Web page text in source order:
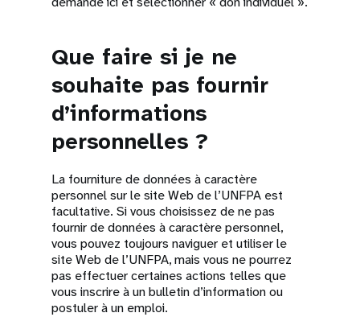
Que faire si je ne
souhaite pas fournir
d’informations
personnelles ?
La fourniture de données à caractère
personnel sur le site Web de l’UNFPA est
facultative. Si vous choisissez de ne pas
fournir de données à caractère personnel,
vous pouvez toujours naviguer et utiliser le
site Web de l’UNFPA, mais vous ne pourrez
pas effectuer certaines actions telles que
vous inscrire à un bulletin d’information ou
postuler à un emploi.